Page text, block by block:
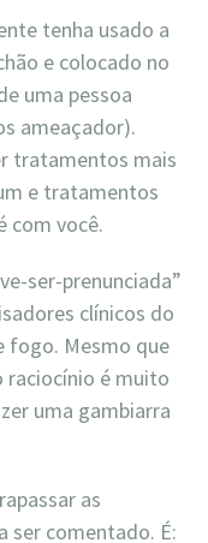
tenha usado a
e colocado no
uma pessoa
ameaçador).
tratamentos mais
e tratamentos
com você.
ser-prenunciada”
clínicos do
fogo. Mesmo que
raciocínio é muito
uma gambiarra
as
ser comentado. É: